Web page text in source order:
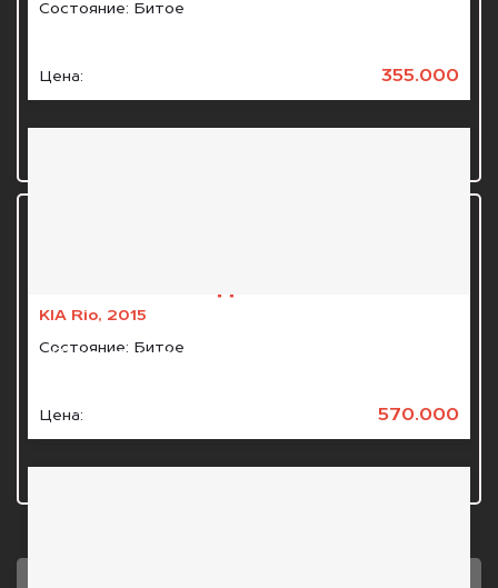
Состояние: Битое
Цена: 355.000
KIA Rio, 2015
Состояние: Битое
Цена: 570.000
Рассчитываемся, оформляем документы и